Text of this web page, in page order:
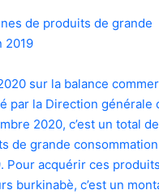
de produits de grande
2019
sur la balance
par la Direction générale
2020, c’est un total
de grande
Pour acquérir ces
burkinabè, c’est un